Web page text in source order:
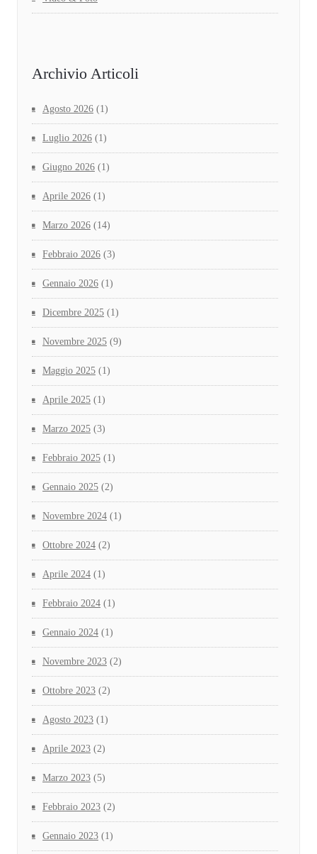
Archivio Articoli
Agosto 2026 (1)
Luglio 2026 (1)
Giugno 2026 (1)
Aprile 2026 (1)
Marzo 2026 (14)
Febbraio 2026 (3)
Gennaio 2026 (1)
Dicembre 2025 (1)
Novembre 2025 (9)
Maggio 2025 (1)
Aprile 2025 (1)
Marzo 2025 (3)
Febbraio 2025 (1)
Gennaio 2025 (2)
Novembre 2024 (1)
Ottobre 2024 (2)
Aprile 2024 (1)
Febbraio 2024 (1)
Gennaio 2024 (1)
Novembre 2023 (2)
Ottobre 2023 (2)
Agosto 2023 (1)
Aprile 2023 (2)
Marzo 2023 (5)
Febbraio 2023 (2)
Gennaio 2023 (1)